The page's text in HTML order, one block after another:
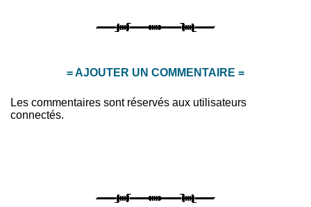
= AJOUTER UN COMMENTAIRE =
Les commentaires sont réservés aux utilisateurs
connectés.